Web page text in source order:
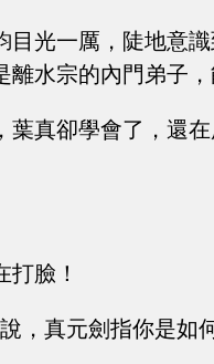
目光一厲，陡地意
離水宗的內門弟子
葉真卻學會了，還
打臉！
，真元劍指你是如